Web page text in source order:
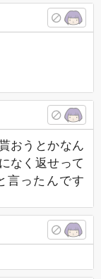
おうとかなん
なく返せって
言ったんです